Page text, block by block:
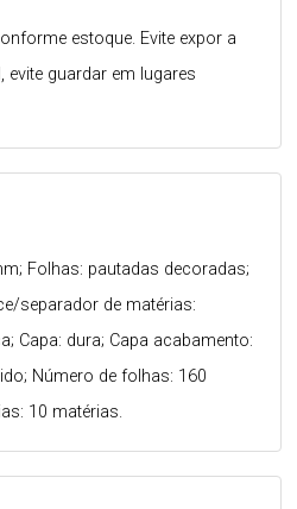
Folhas: pautadas decoradas;
separador de matérias:
Capa: dura; Capa acabamento:
Número de folhas: 160
10 matérias.
estoque. Evite expor a
guardar em lugares